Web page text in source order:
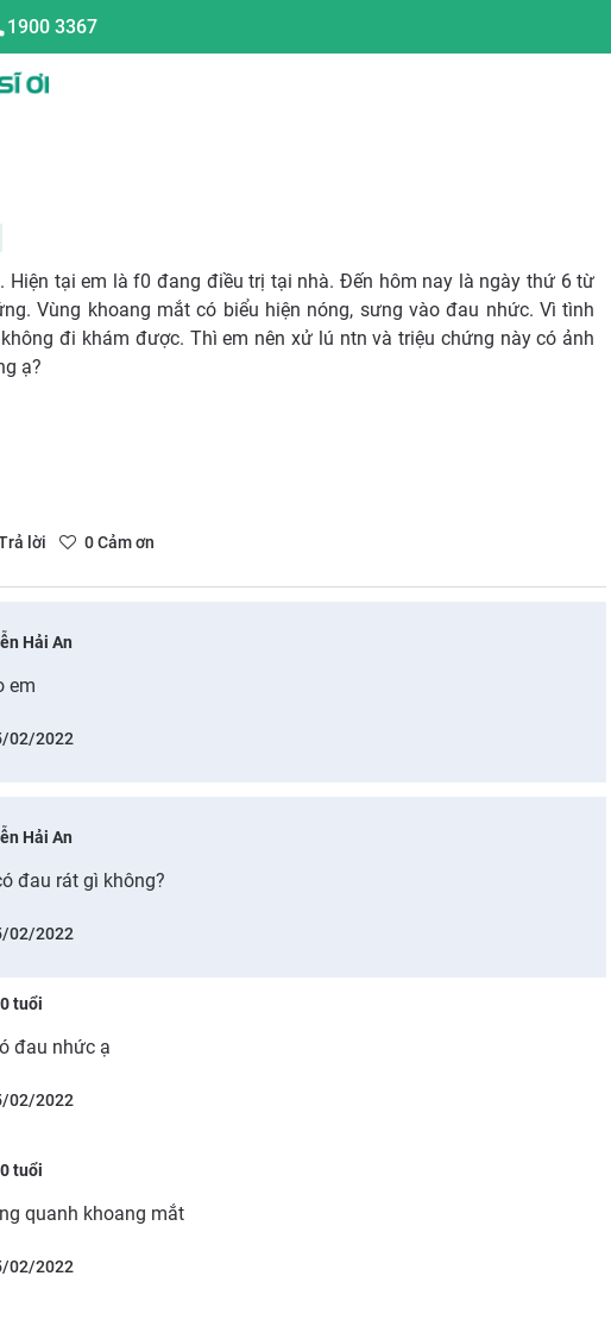
1900 3367
Hiện tại em là f0 đang điều trị tại nhà. Đến hôm nay là ngày thứ 6 từ
Vùng khoang mắt có biểu hiện nóng, sưng vào đau nhức. Vì tình
đi khám được. Thì em nên xử lú ntn và triệu chứng này có ảnh
ạ?
lời 0Cảm ơn
Hải An
em
02/2022
Hải An
đau rát gì không?
02/2022
tuổi
đau nhức ạ
02/2022
tuổi
quanh khoang mắt
02/2022